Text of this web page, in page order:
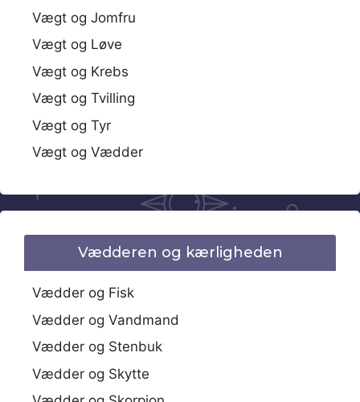
Vægt og Jomfru
Vægt og Løve
Vægt og Krebs
Vægt og Tvilling
Vægt og Tyr
Vægt og Vædder
Vædderen og kærligheden
Vædder og Fisk
Vædder og Vandmand
Vædder og Stenbuk
Vædder og Skytte